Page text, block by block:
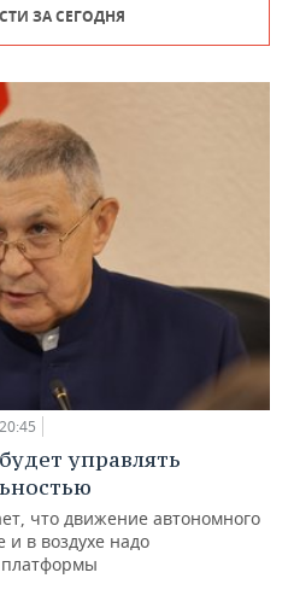
ЗА СЕГОДНЯ
управлять
что движение автономного
и в воздухе надо
платформы